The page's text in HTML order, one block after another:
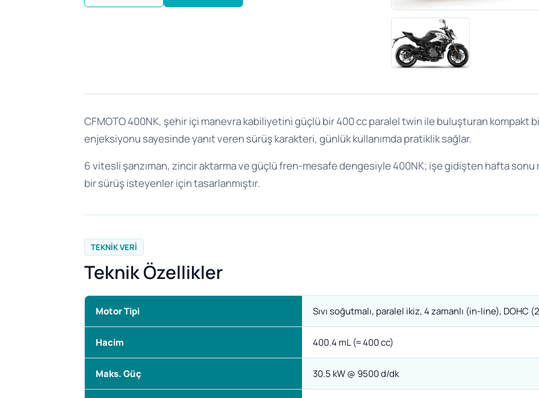
CFMOTO 400NK, şehir içi manevra kabiliyetini güçlü bir 400 cc paralel twin ile buluşturan kompakt
enjeksiyonu sayesinde yanıt veren sürüş karakteri, günlük kullanımda pratiklik sağlar.
6 vitesli şanzıman, zincir aktarma ve güçlü fren-mesafe dengesiyle 400NK; işe gidişten hafta sonu
bir sürüş isteyenler için tasarlanmıştır.
TEKNIK VERI
Teknik Özellikler
Motor Tipi Sıvı soğutmalı, paralel ikiz, 4 zamanlı (in-line), DOHC
Hacim 400.4 mL (≈ 400 cc)
Maks. Güç 30.5 kW @ 9500 d/dk